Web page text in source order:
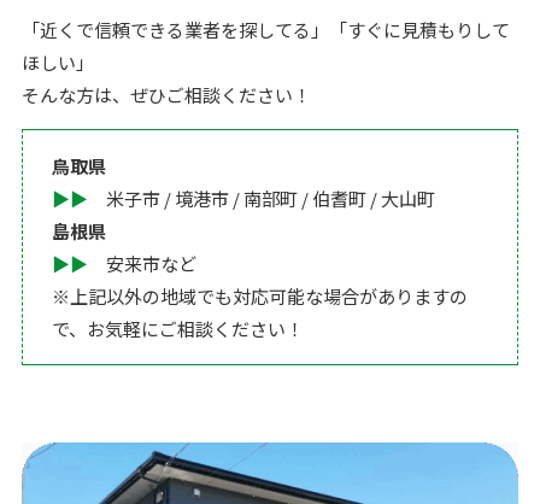
「近くで信頼できる業者を探してる」「すぐに見積もりして
ほしい」
そんな方は、ぜひご相談ください！
鳥取県
▶︎▶︎ 米子市 / 境港市 / 南部町 / 伯耆町 / 大山町
島根県
▶︎▶︎ 安来市など
※上記以外の地域でも対応可能な場合がありますの
で、お気軽にご相談ください！